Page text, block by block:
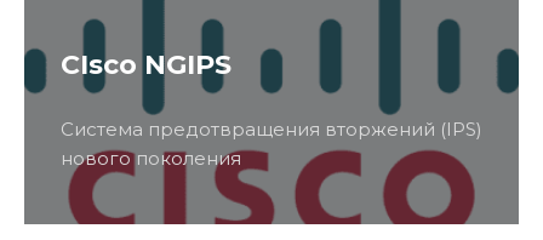
CIsco NGIPS
Система предотвращения вторжений (IPS)
нового поколения